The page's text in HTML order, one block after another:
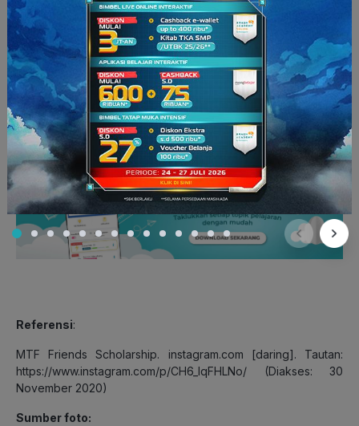
Bagi kamu yang merasa belum memenuhi semua persyaratan,
persiapkan diri saja untuk mendaftar di periode selanjutnya.
Aktif di kegiatan akademik dan non-akademik sebenarnya
bisa kamu mulai sejak masih pelajar,lho. Dengan
membiasakan diri sejak dini, kamu akan terpacu untuk aktif
ketika sudah menjadi mahasiswa.
, raih prestasi cemerlang
di bidang akademik denganruangbelajar.
Referensi:
MTF Friends Scholarship. instagram.com [daring]. Tautan:
https://www.instagram.com/p/CH6_lqFHLNo/ (Diakses: 30
November 2020)
Sumber foto: